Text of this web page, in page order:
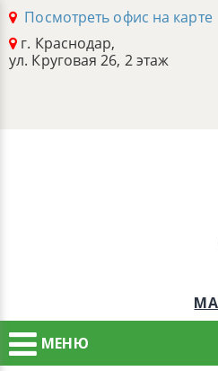
Посмотреть офис на карте
г. Краснодар,
ул. Круговая 26, 2 этаж
МЕНЮ